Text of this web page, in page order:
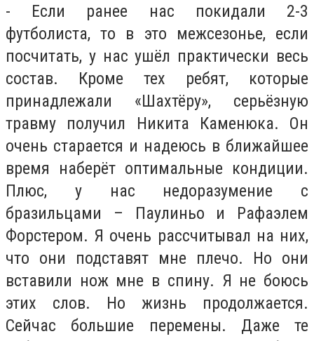
- Если ранее нас покидали 2-3
футболиста, то в это межсезонье, если
посчитать, у нас ушёл практически весь
состав. Кроме тех ребят, которые
принадлежали «Шахтёру», серьёзную
травму получил Никита Каменюка. Он
очень старается и надеюсь в ближайшее
время наберёт оптимальные кондиции.
Плюс, у нас недоразумение с
бразильцами – Паулиньо и Рафаэлем
Форстером. Я очень рассчитывал на них,
что они подставят мне плечо. Но они
вставили нож мне в спину. Я не боюсь
этих слов. Но жизнь продолжается.
Сейчас большие перемены. Даже те